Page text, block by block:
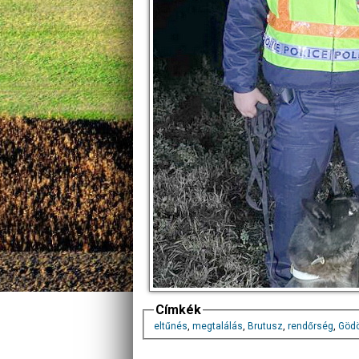
Címkék
eltűnés, megtalálás, Brutusz, rendőrség,